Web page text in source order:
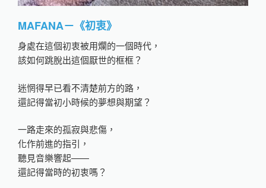
MAFANA－《初衷》
身處在這個初衷被用爛的一個時代，
該如何跳脫出這個厭世的框框？
迷惘得早已看不清楚前方的路，
還記得當初小時候的夢想與期望？
一路走來的孤寂與悲傷，
化作前進的指引，
聽見音樂響起——
還記得當時的初衷嗎？